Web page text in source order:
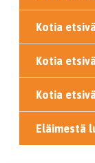
Kotia
Kotia
Kotia
Eläimestä